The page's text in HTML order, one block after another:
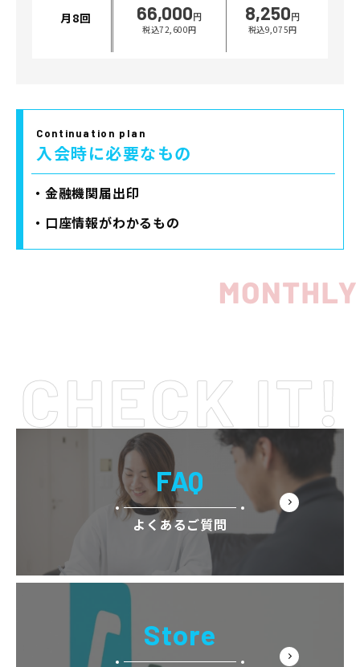
プライバシーポリシー
月8回 66,000円
税込72,600円
8,250円
税込9,075円
Continuation plan
入会時に必要なもの
・金融機関届出印
・口座情報がわかるもの
FAQ
よくあるご質問
Store